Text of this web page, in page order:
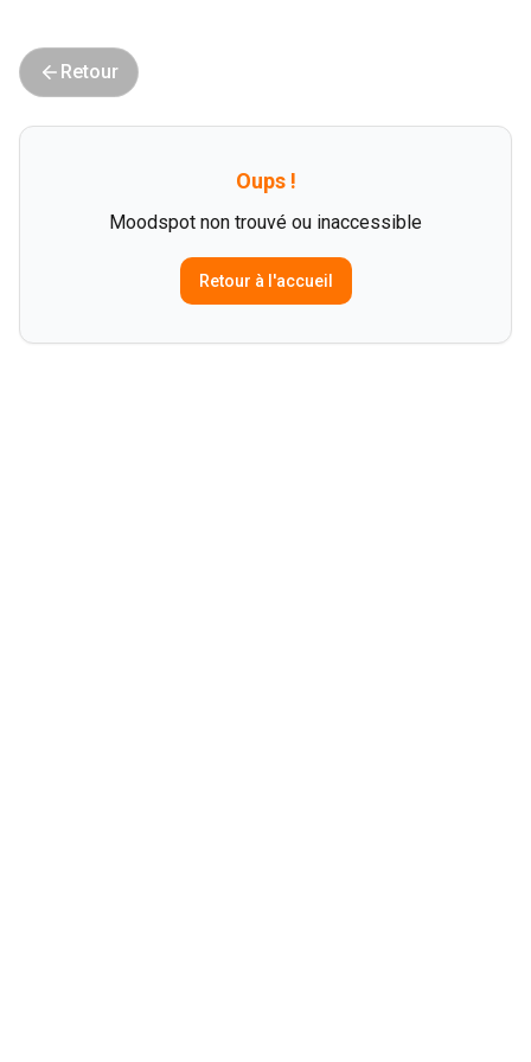
Retour
Oups !
Moodspot non trouvé ou inaccessible
Retour à l'accueil